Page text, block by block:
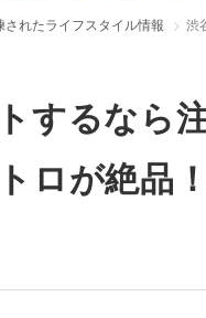
れたライフスタイル情報 渋
するなら
ロが絶品！